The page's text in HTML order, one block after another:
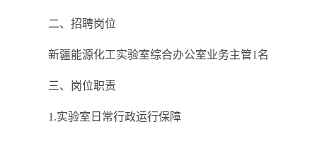
二、 招聘岗位
新疆能源化工实验室综合办公室业务主管1名
三、 岗位职责
1.实验室日常行政运行保障